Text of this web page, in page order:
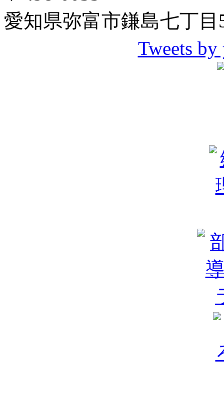
愛知県弥富市鎌島七丁目
Tweets